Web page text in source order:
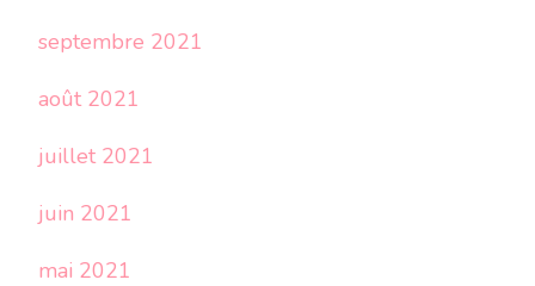
septembre 2021
août 2021
juillet 2021
juin 2021
mai 2021